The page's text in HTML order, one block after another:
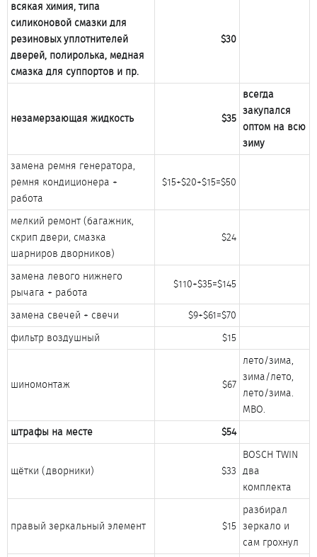
всякая химия, типа
силиконовой смазки для
резиновых уплотнителей
дверей, полиролька, медная
смазка для суппортов и пр.
$30
незамерзающая жидкость $35
всегда
закупался
оптом на всю
зиму
замена ремня генератора,
ремня кондиционера +
работа​
$15+$20+$15=$50​
мелкий ремонт (багажник,
скрип двери, смазка
шарниров дворников)​
$24​
замена левого нижнего
рычага + работа​
$110+$35=$145​
замена свечей + свечи​
$9+$61=$70​
фильтр воздушный​
$15​
шиномонтаж​ $67​
лето/зима,
зима/лето,
лето/зима.
МВО.​
штрафы на месте
$54
щётки (дворники)​ $33​
BOSCH TWIN
два
комплекта​
правый зеркальный элемент​ $15​
разбирал
зеркало и
сам грохнул​